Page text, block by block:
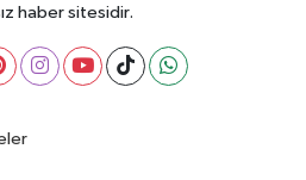
haber sitesidir.